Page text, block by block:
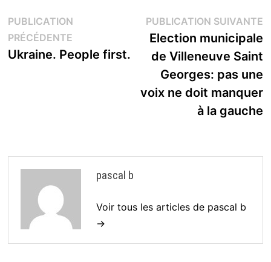
Navigation
de
PUBLICATION
PRÉCÉDENTEPublication
précédente :
Ukraine. People first.
PUBLICATION SUIVANTE
Election municipale
de Villeneuve Saint
Georges: pas une
voix ne doit manquer
à la gauche
pascal b
Voir tous les articles de pascal b
→